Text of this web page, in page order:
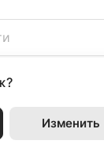
Изменить